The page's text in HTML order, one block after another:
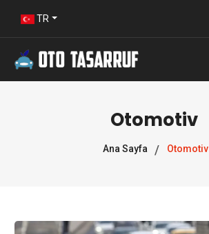
TR
Otomotiv
Ana Sayfa Otomotiv